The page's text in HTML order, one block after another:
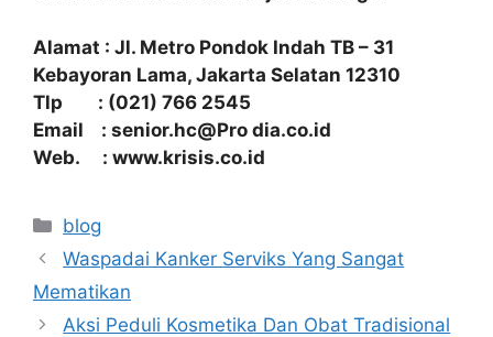
Alamat : Jl. Metro Pondok Indah TB – 31
Kebayoran Lama, Jakarta Selatan 12310
Tlp : (021) 766 2545
Email : senior.hc@Pro dia.co.id
Web. : www.krisis.co.id
Categories
blog
Waspadai Kanker Serviks Yang Sangat
Mematikan
Aksi Peduli Kosmetika Dan Obat Tradisional